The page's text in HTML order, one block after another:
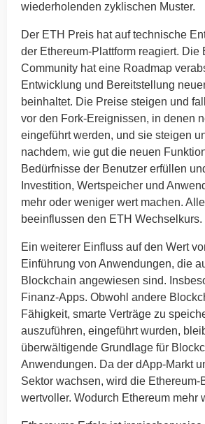
wiederholenden zyklischen Muster.
Der ETH Preis hat auf technische
der Ethereum-Plattform reagiert. Die
Community hat eine Roadmap
Entwicklung und Bereitstellung
beinhaltet. Die Preise steigen und
vor den Fork-Ereignissen, in denen
eingeführt werden, und sie steigen
nachdem, wie gut die neuen
Bedürfnisse der Benutzer erfüllen
Investition, Wertspeicher und
mehr oder weniger wert machen.
beeinflussen den ETH Wechselkurs.
Ein weiterer Einfluss auf den Wert
Einführung von Anwendungen, die
Blockchain angewiesen sind.
Finanz-Apps. Obwohl andere
Fähigkeit, smarte Verträge zu
auszuführen, eingeführt wurden,
überwältigende Grundlage für
Anwendungen. Da der dApp-Markt
Sektor wachsen, wird die Ethereum-
wertvoller. Wodurch Ethereum mehr